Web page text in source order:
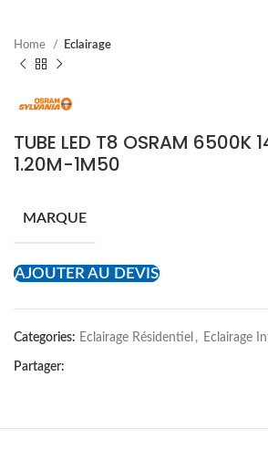
Home Eclairage
TUBE LED T8 OSRAM 6500K
1.20M-1M50
MARQUE
AJOUTER AU DEVIS
Categories: Eclairage Résidentiel , Eclairage
Partager: